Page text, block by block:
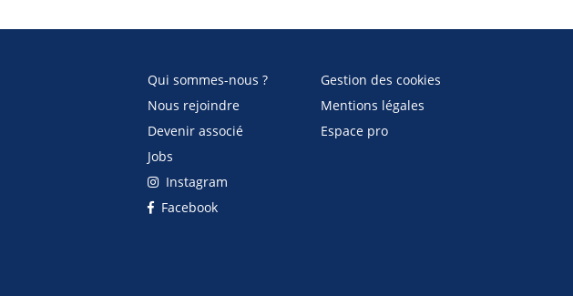
Qui sommes-nous ?
Nous rejoindre
Devenir associé
Jobs
Instagram
Facebook
Gestion des cookies
Mentions légales
Espace pro